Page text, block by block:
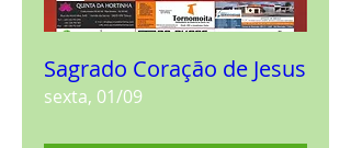
Sagrado Coração de Jesus
sexta, 01/09